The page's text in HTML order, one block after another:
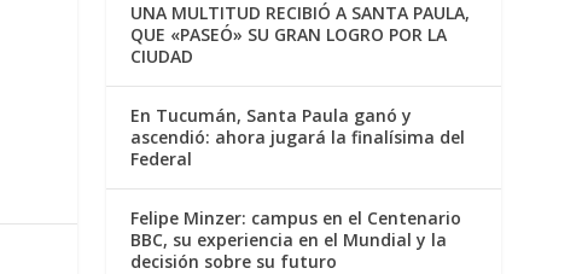
UNA MULTITUD RECIBIÓ A SANTA PAULA,
QUE «PASEÓ» SU GRAN LOGRO POR LA
CIUDAD
En Tucumán, Santa Paula ganó y
ascendió: ahora jugará la finalísima del
Federal
Felipe Minzer: campus en el Centenario
BBC, su experiencia en el Mundial y la
decisión sobre su futuro